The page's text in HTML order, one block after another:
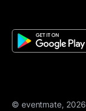
© eventmate, 2026